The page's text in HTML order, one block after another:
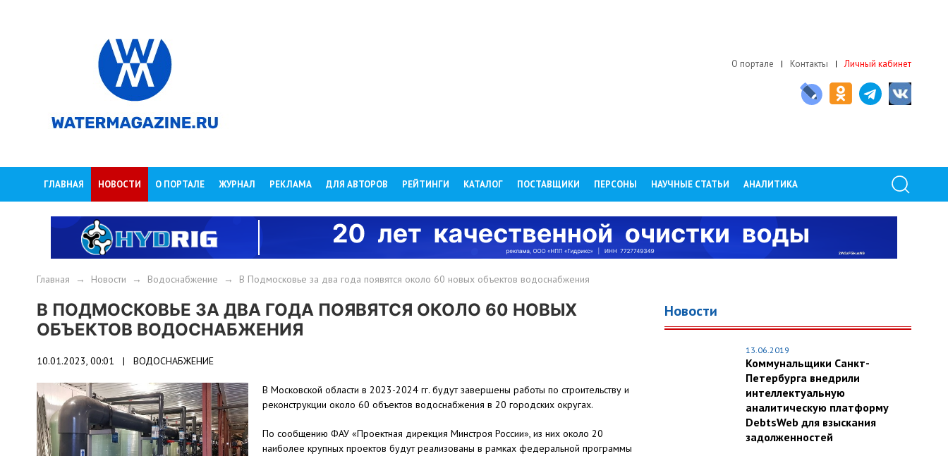
О портале Контакты Личный кабинет
ГЛАВНАЯ НОВОСТИ О ПОРТАЛЕ ЖУРНАЛ РЕКЛАМА ДЛЯ АВТОРОВ РЕЙТИНГИ КАТАЛОГ ПОСТАВЩИКИ ПЕРСОНЫ НАУЧНЫЕ СТАТЬИ АНАЛИТИКА
Главная → Новости → Водоснабжение → В Подмосковье за два года появятся около 60 новых объектов водоснабжения
В ПОДМОСКОВЬЕ ЗА ДВА ГОДА ПОЯВЯТСЯ ОКОЛО 60 НОВЫХ
ОБЪЕКТОВ ВОДОСНАБЖЕНИЯ
10.01.2023, 00:01 | ВОДОСНАБЖЕНИЕ
В Московской области в 2023-2024 гг. будут завершены работы по строительству и
реконструкции около 60 объектов водоснабжения в 20 городских округах.
По сообщению ФАУ «Проектная дирекция Минстроя России», из них около 20
наиболее крупных проектов будут реализованы в рамках федеральной программы
Новости
13.06.2019
Коммунальщики Санкт-
Петербурга внедрили
интеллектуальную
аналитическую платформу
DebtsWeb для взыскания
задолженностей